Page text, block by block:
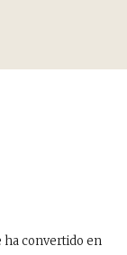
ha convertido en